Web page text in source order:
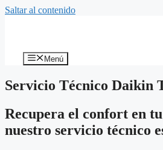
Saltar al contenido
Menú
Servicio Técnico Daikin
Recupera el confort en
nuestro servicio técnico